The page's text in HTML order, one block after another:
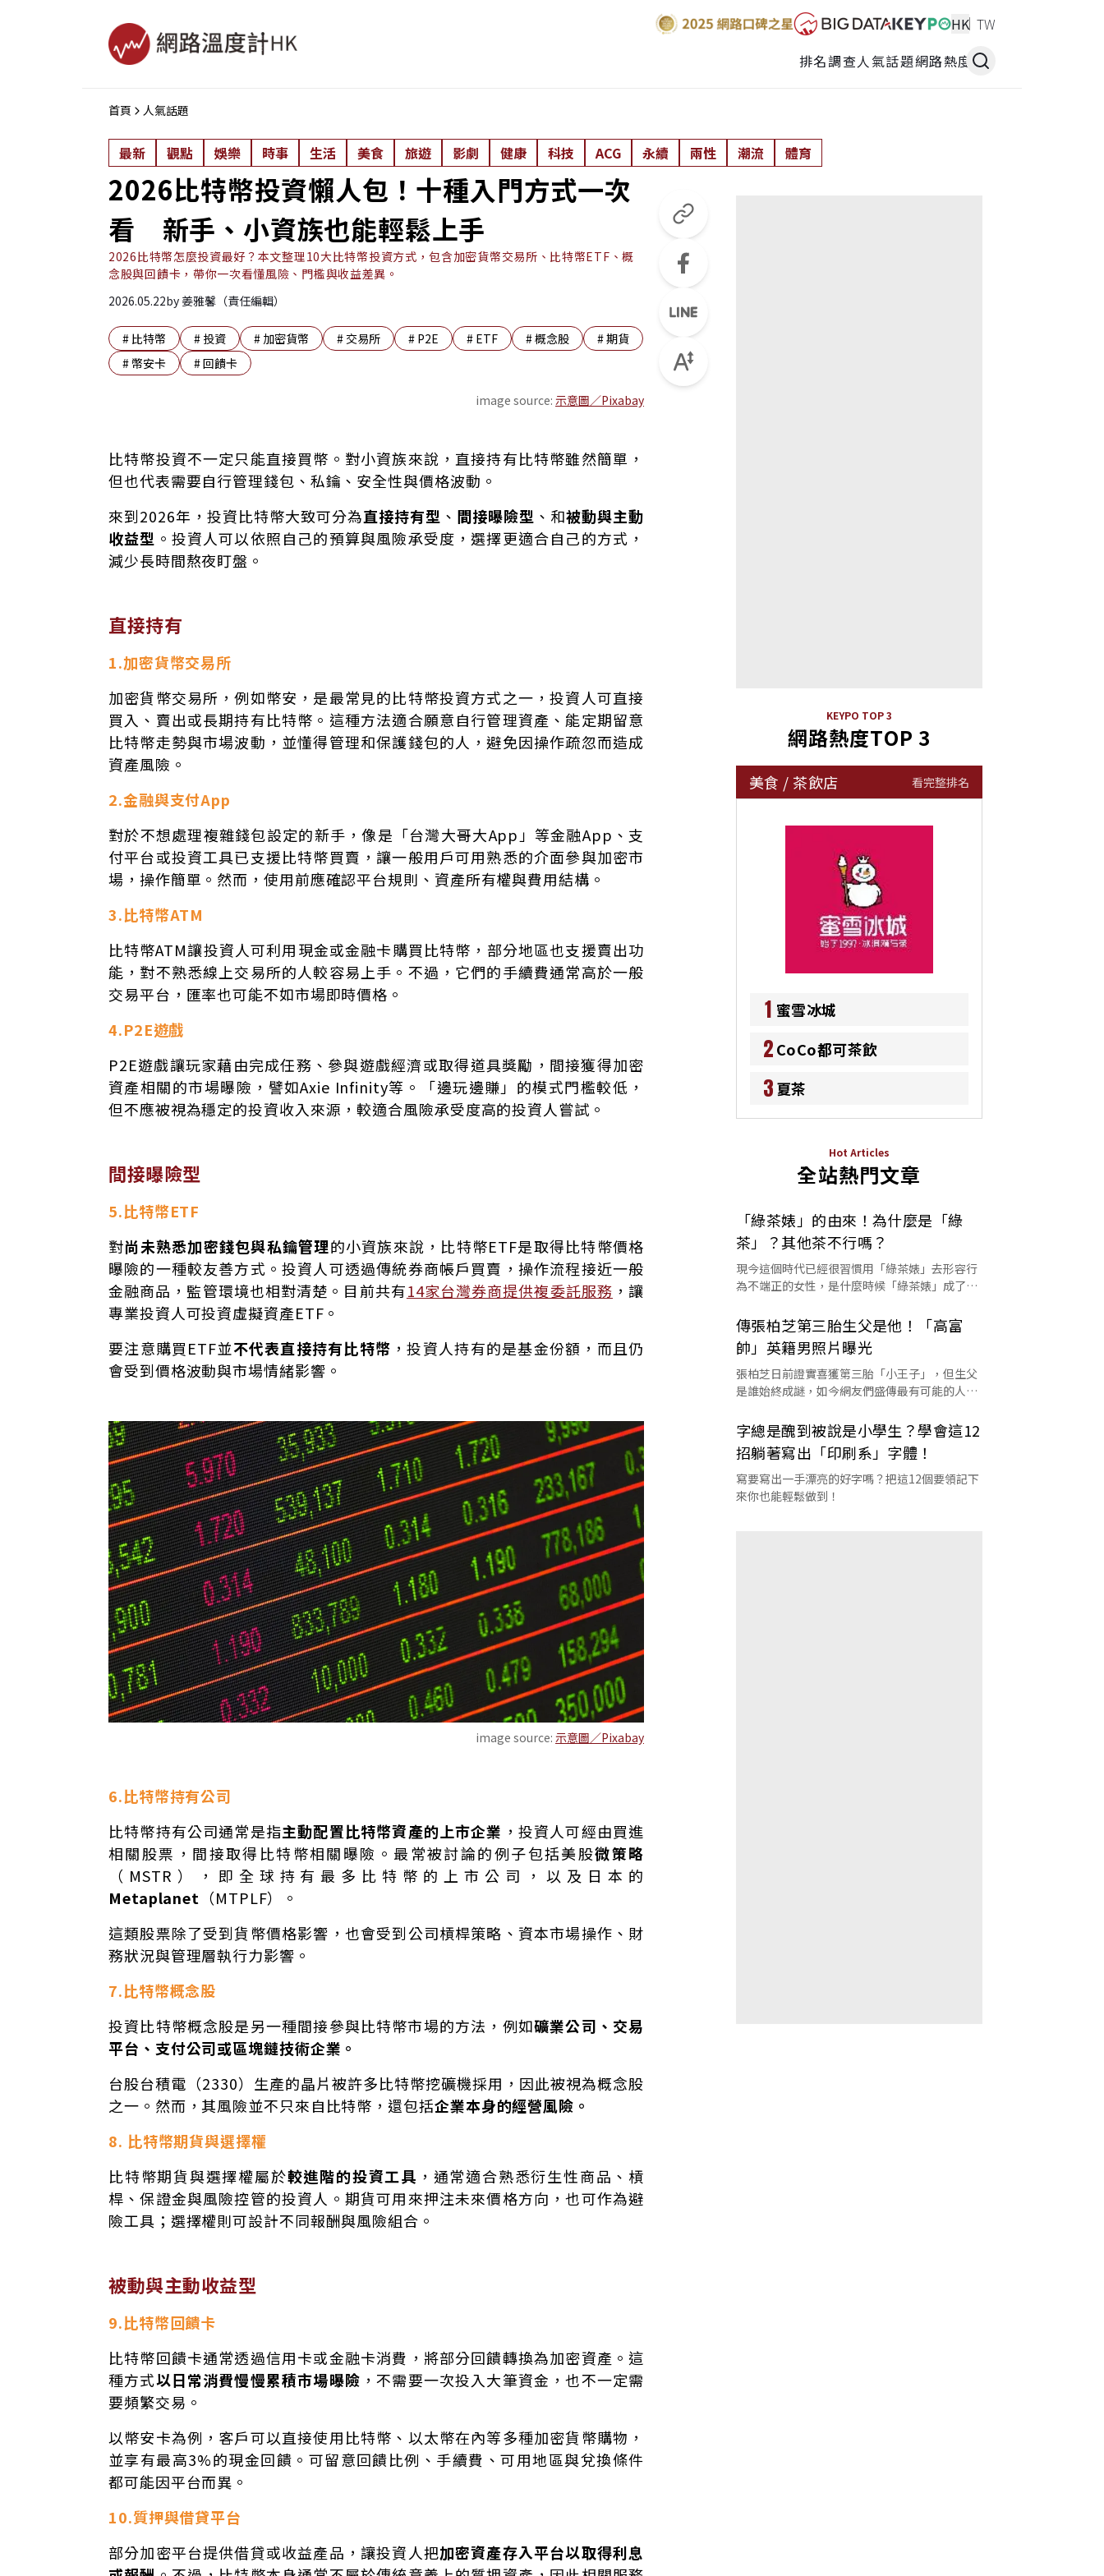
HK TW
排名調查人氣話題網路熱度
首頁 人氣話題
最新 觀點 娛樂 時事 生活 美食 旅遊 影劇 健康 科技 ACG 永續 兩性 潮流 體育
2026比特幣投資懶人包！十種入門方式一次
看 新手、小資族也能輕鬆上手
2026比特幣怎麼投資最好？本文整理10大比特幣投資方式，包含加密貨幣交易所、比特幣ETF、概
念股與回饋卡，帶你一次看懂風險、門檻與收益差異。
2026.05.22by 姜雅馨（責任編輯）
# 比特幣 # 投資 # 加密貨幣 # 交易所 # P2E # ETF #概念股 #期貨
# 幣安卡 #回饋卡
image source: 示意圖／Pixabay
直接持有
間接曝險型
選擇適合自己的比特幣投資方式
比特幣投資不一定只能直接買幣。對小資族來說，直接持有比特幣雖然簡單，
但也代表需要自行管理錢包、私鑰、安全性與價格波動。
來到2026年，投資比特幣大致可分為直接持有型 、 間接曝險型 、和被動與主動
收益型 。投資人可以依照自己的預算與風險承受度，選擇更適合自己的方式，
減少長時間熬夜盯盤。
直接持有
1.加密貨幣交易所
加密貨幣交易所，例如幣安，是最常見的比特幣投資方式之一，投資人可直接
買入、賣出或長期持有比特幣。這種方法適合願意自行管理資產、能定期留意
比特幣走勢與市場波動，並懂得管理和保護錢包的人，避免因操作疏忽而造成
資產風險。
2.金融與支付App
對於不想處理複雜錢包設定的新手，像是「台灣大哥大App」等金融App、支
付平台或投資工具已支援比特幣買賣，讓一般用戶可用熟悉的介面參與加密市
場，操作簡單。然而，使用前應確認平台規則、資產所有權與費用結構。
3.比特幣ATM
比特幣ATM讓投資人可利用現金或金融卡購買比特幣，部分地區也支援賣出功
能，對不熟悉線上交易所的人較容易上手。不過，它們的手續費通常高於一般
交易平台，匯率也可能不如市場即時價格。
4.P2E遊戲
P2E遊戲讓玩家藉由完成任務、參與遊戲經濟或取得道具獎勵，間接獲得加密
資產相關的市場曝險，譬如Axie Infinity等。「邊玩邊賺」的模式門檻較低，
但不應被視為穩定的投資收入來源，較適合風險承受度高的投資人嘗試。
間接曝險型
5.比特幣ETF
對尚未熟悉加密錢包與私鑰管理的小資族來說，比特幣ETF是取得比特幣價格
曝險的一種較友善方式。投資人可透過傳統券商帳戶買賣，操作流程接近一般
金融商品，監管環境也相對清楚。目前共有14家台灣券商提供複委託服務 ，讓
專業投資人可投資虛擬資產ETF。
要注意購買ETF並不代表直接持有比特幣 ，投資人持有的是基金份額，而且仍
會受到價格波動與市場情緒影響。
image source: 示意圖／Pixabay
6.比特幣持有公司
比特幣持有公司通常是指主動配置比特幣資產的上市企業 ，投資人可經由買進
相關股票，間接取得比特幣相關曝險。最常被討論的例子包括美股微策略
（MSTR），即全球持有最多比特幣的上市公司，以及日本的
Metaplanet （MTPLF）。
這類股票除了受到貨幣價格影響，也會受到公司槓桿策略、資本市場操作、財
務狀況與管理層執行力影響。
7.比特幣概念股
投資比特幣概念股是另一種間接參與比特幣市場的方法，例如礦業公司、交易
平台、支付公司或區塊鏈技術企業。
台股台積電（2330）生產的晶片被許多比特幣挖礦機採用，因此被視為概念股
之一。然而，其風險並不只來自比特幣，還包括企業本身的經營風險。
8. 比特幣期貨與選擇權
比特幣期貨與選擇權屬於較進階的投資工具 ，通常適合熟悉衍生性商品、槓
桿、保證金與風險控管的投資人。期貨可用來押注未來價格方向，也可作為避
險工具；選擇權則可設計不同報酬與風險組合。
被動與主動收益型
9.比特幣回饋卡
比特幣回饋卡通常透過信用卡或金融卡消費，將部分回饋轉換為加密資產。這
種方式以日常消費慢慢累積市場曝險 ，不需要一次投入大筆資金，也不一定需
要頻繁交易。
以幣安卡為例，客戶可以直接使用比特幣、以太幣在內等多種加密貨幣購物，
並享有最高3%的現金回饋。可留意回饋比例、手續費、可用地區與兌換條件
都可能因平台而異。
10.質押與借貸平台
部分加密平台提供借貸或收益產品，讓投資人把加密資產存入平台以取得利息
KEYPO TOP 3
網路熱度TOP 3
美食 / 茶飲店 看完整排名
1 蜜雪冰城
2CoCo都可茶飲
3夏茶
Hot Articles
全站熱門文章
「綠茶婊」的由來！為什麼是「綠
茶」？其他茶不行嗎？
現今這個時代已經很習慣用「綠茶婊」去形容行
為不端正的女性，是什麼時候「綠茶婊」成了罵
傳張柏芝第三胎生父是他！「高富
帥」英籍男照片曝光
張柏芝日前證實喜獲第三胎「小王子」，但生父
是誰始終成謎，如今網友們盛傳最有可能的人選
字總是醜到被說是小學生？學會這12
招躺著寫出「印刷系」字體！
寫要寫出一手漂亮的好字嗎？把這12個要領記下
來你也能輕鬆做到！